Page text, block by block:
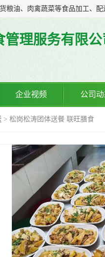
管理服务有限公
企业视频 公司
> 松岗松涛团体送餐 联旺膳食